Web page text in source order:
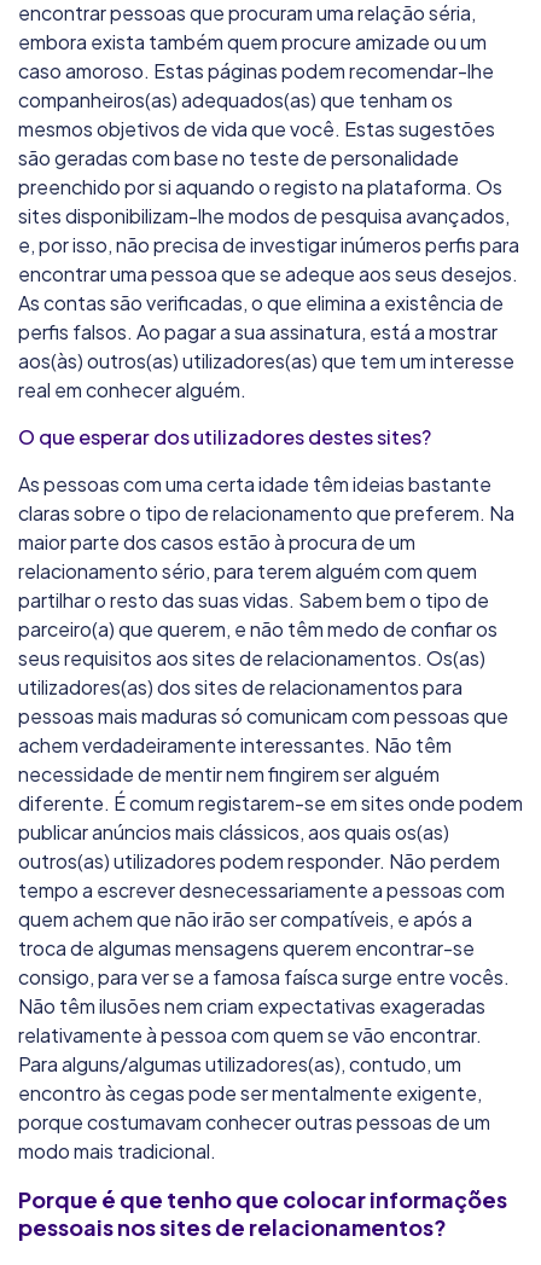
encontrar pessoas que procuram uma relação séria,
embora exista também quem procure amizade ou um
caso amoroso. Estas páginas podem recomendar-lhe
companheiros(as) adequados(as) que tenham os
mesmos objetivos de vida que você. Estas sugestões
são geradas com base no teste de personalidade
preenchido por si aquando o registo na plataforma. Os
sites disponibilizam-lhe modos de pesquisa avançados,
e, por isso, não precisa de investigar inúmeros perfis para
encontrar uma pessoa que se adeque aos seus desejos.
As contas são verificadas, o que elimina a existência de
perfis falsos. Ao pagar a sua assinatura, está a mostrar
aos(às) outros(as) utilizadores(as) que tem um interesse
real em conhecer alguém.
O que esperar dos utilizadores destes sites?
As pessoas com uma certa idade têm ideias bastante
claras sobre o tipo de relacionamento que preferem. Na
maior parte dos casos estão à procura de um
relacionamento sério, para terem alguém com quem
partilhar o resto das suas vidas. Sabem bem o tipo de
parceiro(a) que querem, e não têm medo de confiar os
seus requisitos aos sites de relacionamentos. Os(as)
utilizadores(as) dos sites de relacionamentos para
pessoas mais maduras só comunicam com pessoas que
achem verdadeiramente interessantes. Não têm
necessidade de mentir nem fingirem ser alguém
diferente. É comum registarem-se em sites onde podem
publicar anúncios mais clássicos, aos quais os(as)
outros(as) utilizadores podem responder. Não perdem
tempo a escrever desnecessariamente a pessoas com
quem achem que não irão ser compatíveis, e após a
troca de algumas mensagens querem encontrar-se
consigo, para ver se a famosa faísca surge entre vocês.
Não têm ilusões nem criam expectativas exageradas
relativamente à pessoa com quem se vão encontrar.
Para alguns/algumas utilizadores(as), contudo, um
encontro às cegas pode ser mentalmente exigente,
porque costumavam conhecer outras pessoas de um
modo mais tradicional.
Porque é que tenho que colocar informações
pessoais nos sites de relacionamentos?